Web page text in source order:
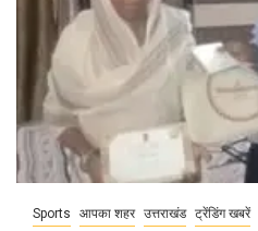
Sports आपका शहर उत्तराखंड ट्रेंडिंग खबरें